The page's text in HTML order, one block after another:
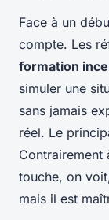
Face à un
compte. Les
formation
simuler une
sans jamais
réel. Le
Contrairement
touche, on
mais il est